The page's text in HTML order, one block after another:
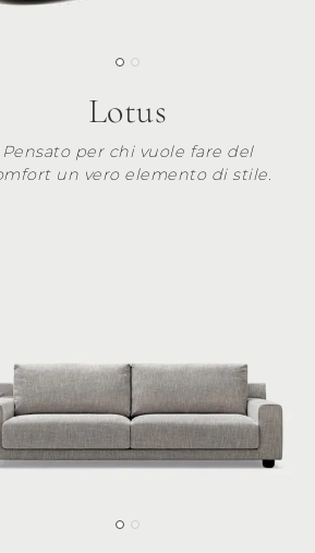
Lotus
Pensato per chi vuole fare del
un vero elemento di stile.